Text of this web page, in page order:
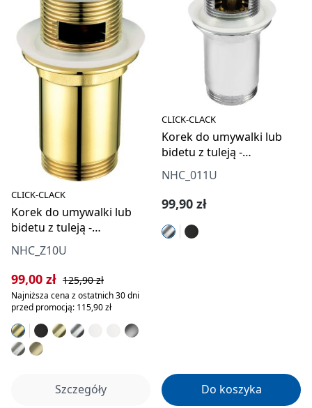
CLICK-CLACK
Korek do umywalki lub
bidetu z tuleją -
uniwersalny
NHC_Z10U
Cena sprzedaży:
99,00 zł Cena regularna:
125,90 zł
Najniższa cena z ostatnich 30 dni
przed promocją: 115,90 zł
Szczegóły
CLICK-CLACK
Korek do umywalki lub
bidetu z tuleją -
uniwersalny
NHC_011U
Cena regularna:
99,90 zł
Do koszyka